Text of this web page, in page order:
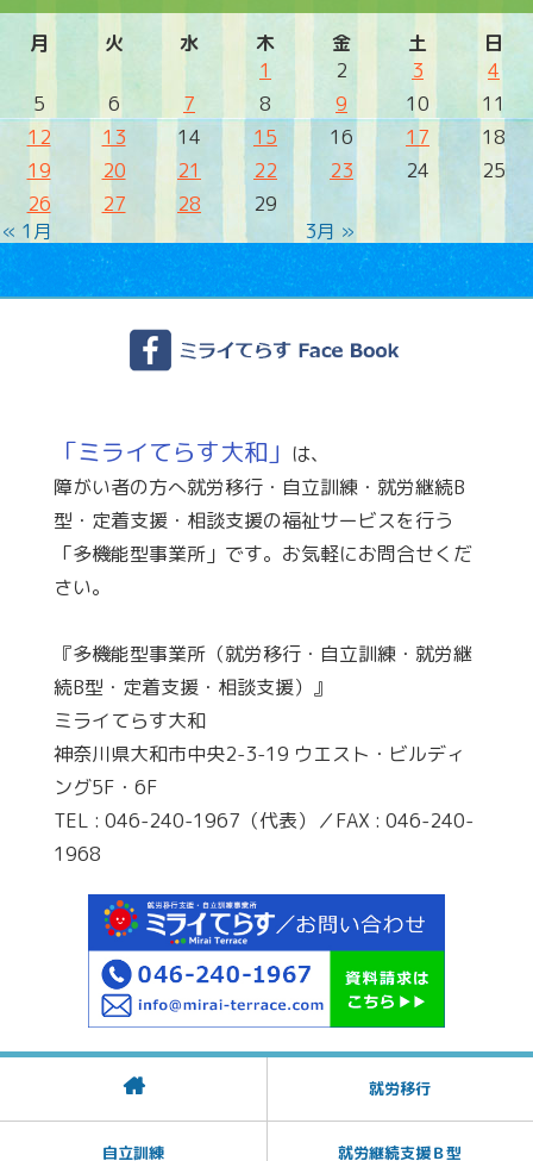
月 火 水 木 金 土 日
« 1月 3月 »
1 2 3
4
5
6 7 8 9 10
11
12
13 14 15 16 17
18
19
20 21 22 23 24
25
26
27 28 29
「ミライてらす大和」 は、
障がい者の方へ就労移行・自立訓練・就労継続B
型・定着支援・相談支援の福祉サービスを行う
「多機能型事業所」です。お気軽にお問合せくだ
さい。
『多機能型事業所（就労移行・自立訓練・就労継
続B型・定着支援・相談支援）』
ミライてらす大和
神奈川県大和市中央2-3-19 ウエスト・ビルディ
ング5F・6F
TEL : 046-240-1967（代表）／FAX : 046-240-
1968
就労移行
自立訓練 就労継続支援Ｂ型